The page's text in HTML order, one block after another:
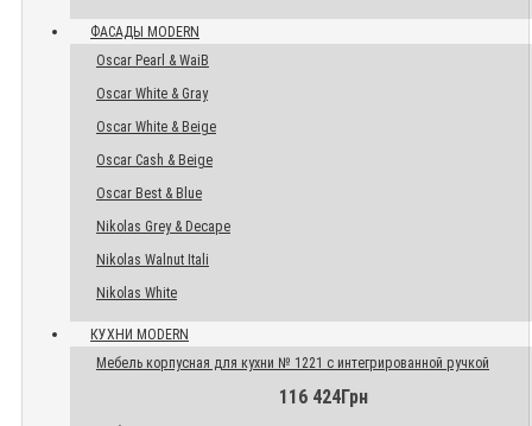
ФАСАДЫ MODERN
Oscar Pearl & WaiB
Oscar White & Gray
Oscar White & Beige
Oscar Cash & Beige
Oscar Best & Blue
Nikolas Grey & Decape
Nikolas Walnut Itali
Nikolas White
КУХНИ MODERN
Мебель корпусная для кухни № 1221 с интегрированной ручкой
116 424Грн